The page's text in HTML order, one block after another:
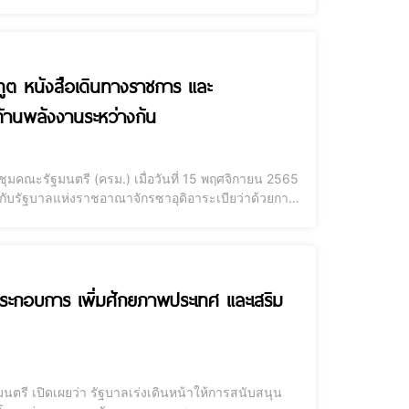
หนังสือเดินทางราชการ และ
นพลังงานระหว่างกัน
มคณะรัฐมนตรี (ครม.) เมื่อวันที่ 15 พฤศจิกายน 2565
รัฐบาลแห่งราชอาณาจักรซาอุดิอาระเบียว่าด้วยการ
กอบการ เพิ่มศักยภาพประเทศ และเสริม
รี เปิดเผยว่า รัฐบาลเร่งเดินหน้าให้การสนับสนุน